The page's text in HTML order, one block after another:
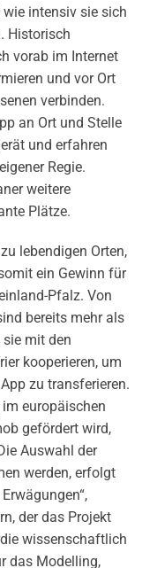
intensiv sie sich
Historisch
vorab im Internet
und vor Ort
verbinden.
an Ort und Stelle
und erfahren
Regie.
weitere
Plätze.
lebendigen Orten,
ein Gewinn für
Pfalz. Von
bereits mehr als
mit den
kooperieren, um
zu transferieren.
europäischen
gefördert wird,
Auswahl der
werden, erfolgt
der das Projekt
wissenschaftlich
das Modelling,